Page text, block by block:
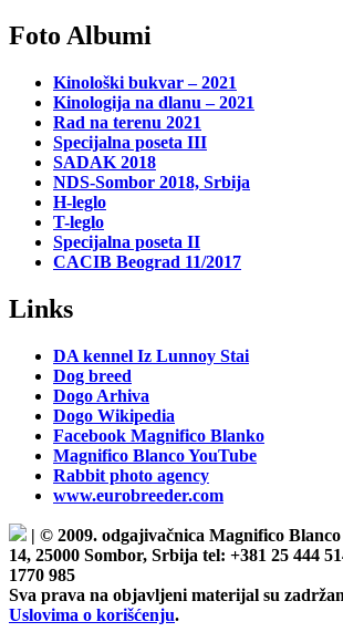
Foto Albumi
Kinološki bukvar – 2021
Kinologija na dlanu – 2021
Rad na terenu 2021
Specijalna poseta III
SADAK 2018
NDS-Sombor 2018, Srbija
H-leglo
T-leglo
Specijalna poseta II
CACIB Beograd 11/2017
Links
DA kennel Iz Lunnoy Stai
Dog breed
Dogo Arhiva
Dogo Wikipedia
Facebook Magnifico Blanko
Magnifico Blanco YouTube
Rabbit photo agency
www.eurobreeder.com
| © 2009. odgajivačnica Magnifico
14, 25000 Sombor, Srbija tel: +381 25 444
1770 985
Sva prava na objavljeni materijal su
Uslovima o korišćenju.